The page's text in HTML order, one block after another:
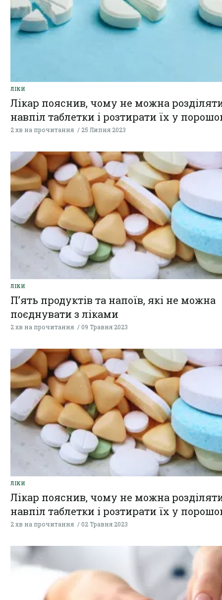
ЛІКИ
Лікар пояснив, чому не можна
навпіл таблетки і розтирати їх у
2 хв на прочитання 25 Липня 2023
ЛІКИ
П’ять продуктів та напоїв, які не можна
поєднувати з ліками
2 хв на прочитання 09 Травня 2023
ЛІКИ
Лікар пояснив, чому не можна
навпіл таблетки і розтирати їх у
2 хв на прочитання 02 Травня 2023